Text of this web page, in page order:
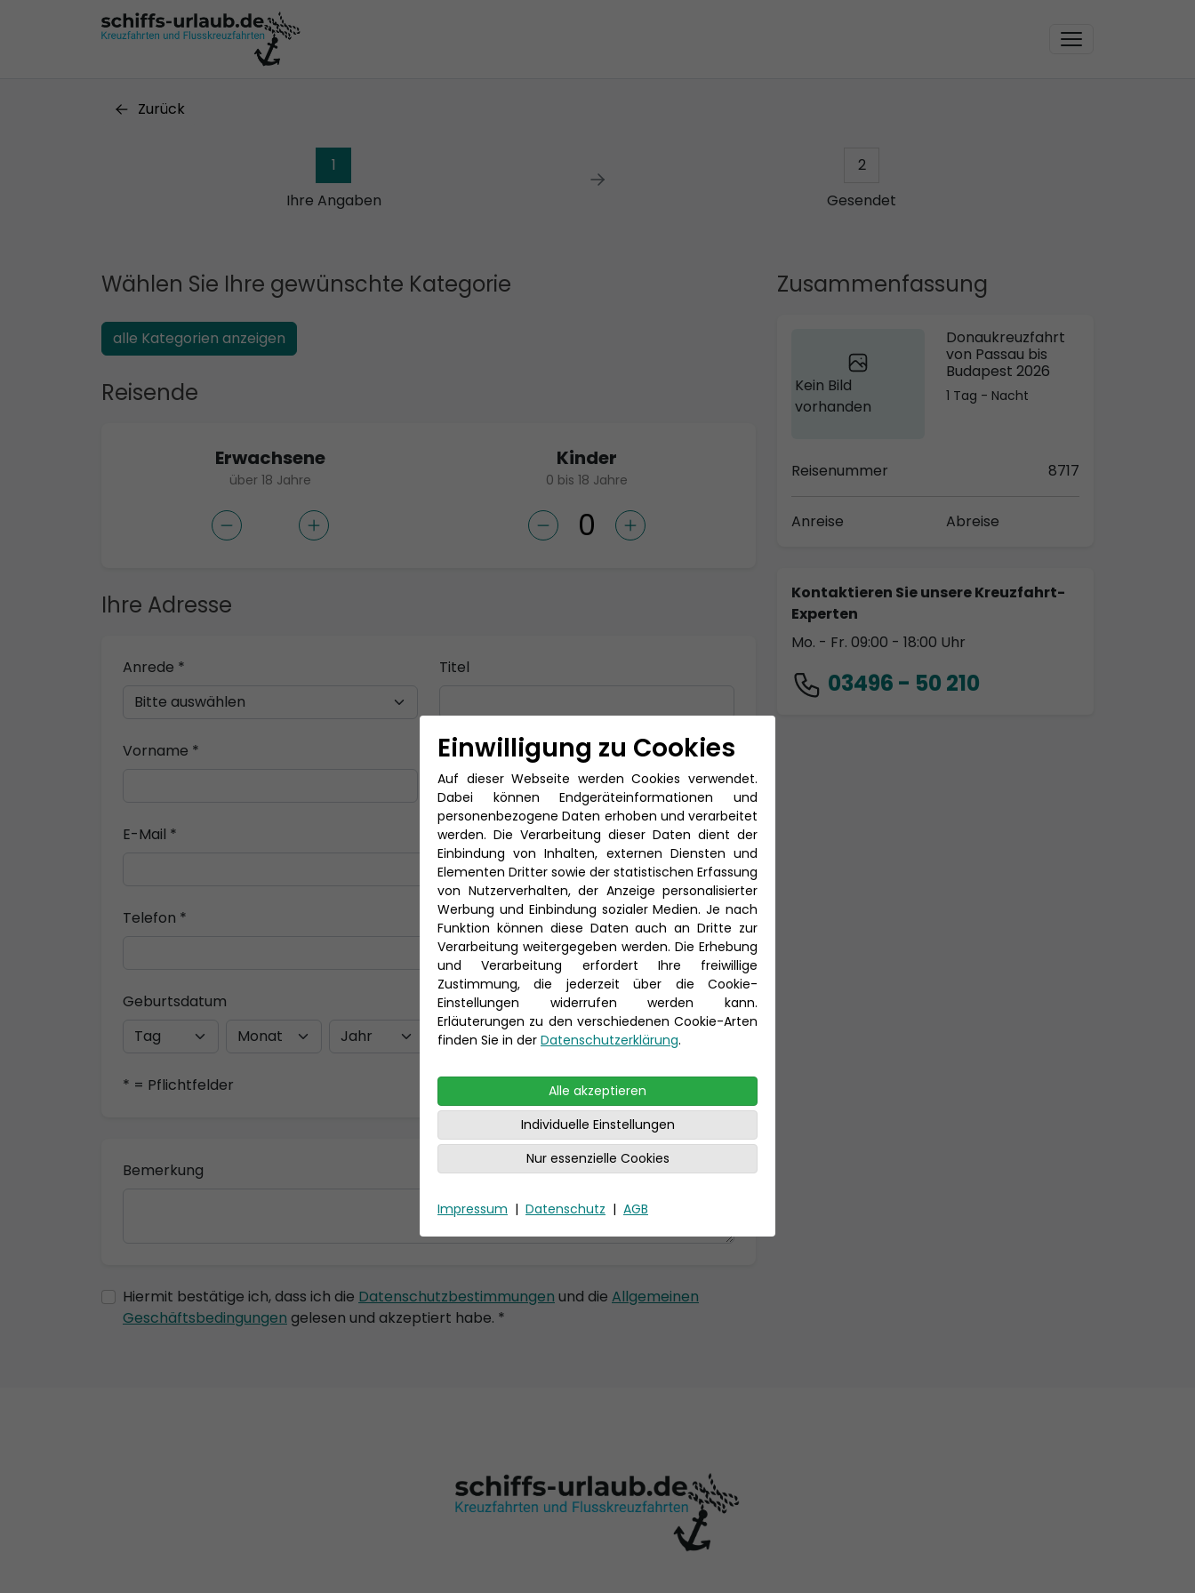
Zurück
1
Ihre Angaben
2
Gesendet
Zusammenfassung
Kein Bild
vorhanden
Donaukreuzfahrt
von Passau bis
Budapest 2026
1 Tag - Nacht
Reisenummer 8717
Anreise Abreise
Kontaktieren Sie unsere Kreuzfahrt-
Experten
Mo. - Fr. 09:00 - 18:00 Uhr
03496 - 50 210
Wählen Sie Ihre gewünschte Kategorie
alle Kategorien anzeigen
Reisende
Erwachsene
über 18 Jahre
Kinder
0 bis 18 Jahre
Ihre Adresse
Anrede * Titel
Vorname * Nachname *
E-Mail *
Telefon *
Geburtsdatum
* = Pflichtfelder
Bemerkung
Hiermit bestätige ich, dass ich die Datenschutzbestimmungen und die Allgemeinen
Geschäftsbedingungen gelesen und akzeptiert habe. *
Einwilligung zu Cookies
Auf dieser Webseite werden Cookies verwendet.
Dabei können Endgeräteinformationen und
personenbezogene Daten erhoben und verarbeitet
werden. Die Verarbeitung dieser Daten dient der
Einbindung von Inhalten, externen Diensten und
Elementen Dritter sowie der statistischen Erfassung
von Nutzerverhalten, der Anzeige personalisierter
Werbung und Einbindung sozialer Medien. Je nach
Funktion können diese Daten auch an Dritte zur
Verarbeitung weitergegeben werden. Die Erhebung
und Verarbeitung erfordert Ihre freiwillige
Zustimmung, die jederzeit über die Cookie-
Einstellungen widerrufen werden kann.
Erläuterungen zu den verschiedenen Cookie-Arten
finden Sie in der Datenschutzerklärung.
Alle akzeptieren
Individuelle Einstellungen
Nur essenzielle Cookies
Impressum | Datenschutz | AGB